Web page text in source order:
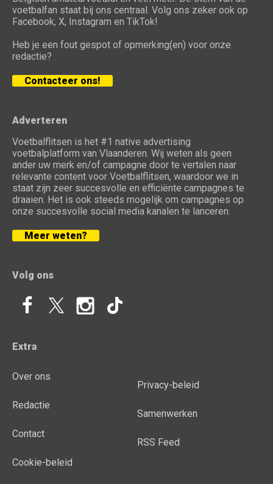
voetbalfan staat bij ons centraal. Volg ons zeker ook op
Facebook, X, Instagram en TikTok!
Heb je een fout gespot of opmerking(en) voor onze
redactie?
Contacteer ons!
Adverteren
Voetbalflitsen is het #1 native advertising
voetbalplatform van Vlaanderen. Wij weten als geen
ander uw merk en/of campagne door te vertalen naar
relevante content voor Voetbalflitsen, waardoor we in
staat zijn zeer succesvolle en efficiënte campagnes te
draaien. Het is ook steeds mogelijk om campagnes op
onze succesvolle social media kanalen te lanceren.
Meer weten?
Volg ons
Extra
Over ons
Redactie
Contact
Cookie-beleid
Privacy-beleid
Samenwerken
RSS Feed